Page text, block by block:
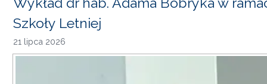
Szkoły Letniej
21 lipca 2026